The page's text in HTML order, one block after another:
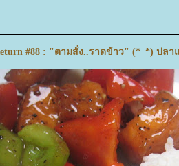
#88 : "ตามสั่ง..ราดข้าว" (*_*) ปล